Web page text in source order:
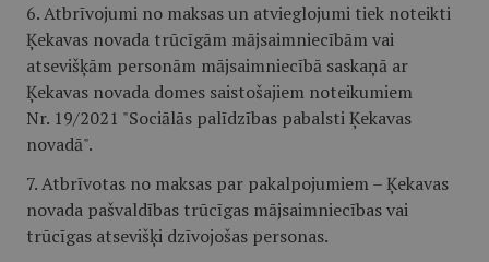
6. Atbrīvojumi no maksas un atvieglojumi tiek noteikti
Ķekavas novada trūcīgām mājsaimniecībām vai
atsevišķām personām mājsaimniecībā saskaņā ar
Ķekavas novada domes saistošajiem noteikumiem
Nr. 19/2021 "Sociālās palīdzības pabalsti Ķekavas
novadā".
7. Atbrīvotas no maksas par pakalpojumiem – Ķekavas
novada pašvaldības trūcīgas mājsaimniecības vai
trūcīgas atsevišķi dzīvojošas personas.